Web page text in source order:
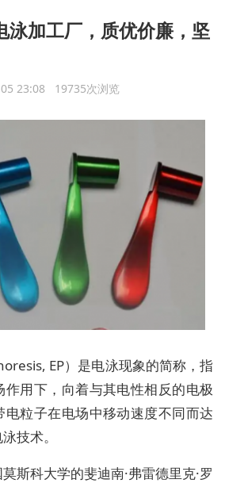
泳加工厂，质优价廉，坚
23:08 19735次浏览
EP）是电泳现象的简称，指
作用下，向着与其电性相反的电极
粒子在电场中移动速度不同而达
技术。
斯科大学的斐迪南·弗雷德里克·罗